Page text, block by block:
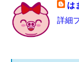
は
詳細